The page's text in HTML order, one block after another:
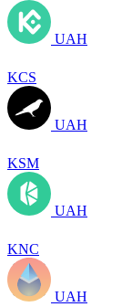
UAH
KCS
UAH
KSM
UAH
KNC
UAH